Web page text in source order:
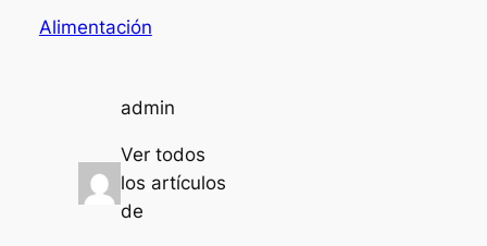
Alimentación
admin
Ver todos
los artículos
de